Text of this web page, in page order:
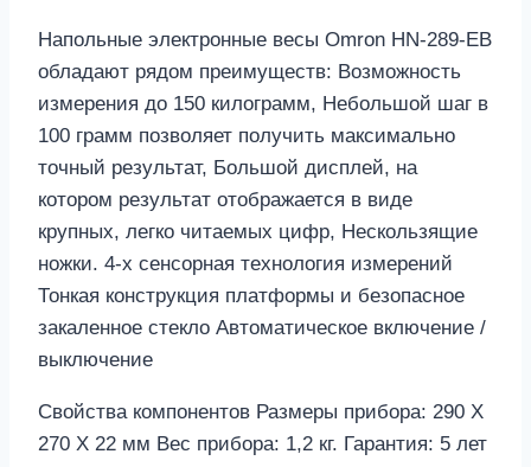
Напольные электронные весы Omron HN-289-EB
обладают рядом преимуществ: Возможность
измерения до 150 килограмм, Небольшой шаг в
100 грамм позволяет получить максимально
точный результат, Большой дисплей, на
котором результат отображается в виде
крупных, легко читаемых цифр, Нескользящие
ножки. 4-х сенсорная технология измерений
Тонкая конструкция платформы и безопасное
закаленное стекло Автоматическое включение /
выключение
Свойства компонентов Размеры прибора: 290 X
270 X 22 мм Вес прибора: 1,2 кг. Гарантия: 5 лет